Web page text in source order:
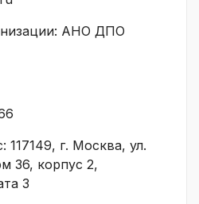
АНО ДПО
г. Москва, ул.
36, корпус 2,
3